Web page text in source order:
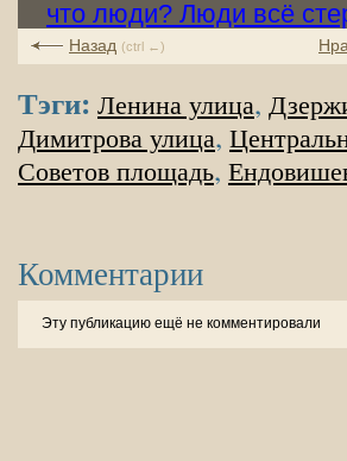
Назад (ctrl ←)
Тэги: Ленина улица,
Димитрова улица,
Советов площадь,
Комментарии
Эту публикацию ещё не комментировали